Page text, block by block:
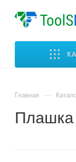
Главная —
Плашка